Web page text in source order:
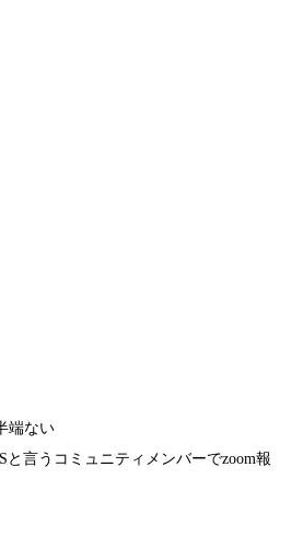
端ない
と言うコミュニティメンバーでzoom報